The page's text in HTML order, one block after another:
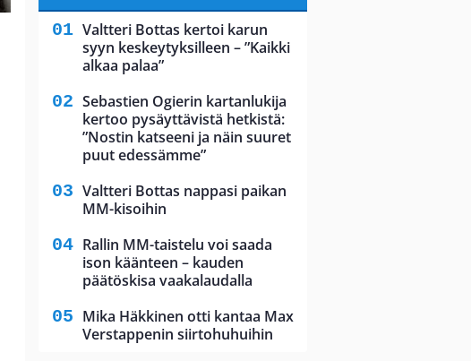
Valtteri Bottas kertoi karun
syyn keskeytyksilleen – ”Kaikki
alkaa palaa”
Sebastien Ogierin kartanlukija
kertoo pysäyttävistä hetkistä:
”Nostin katseeni ja näin suuret
puut edessämme”
Valtteri Bottas nappasi paikan
MM-kisoihin
Rallin MM-taistelu voi saada
ison käänteen – kauden
päätöskisa vaakalaudalla
Mika Häkkinen otti kantaa Max
Verstappenin siirtohuhuihin